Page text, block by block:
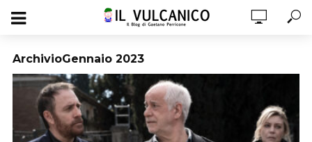
ArchivioGennaio 2023